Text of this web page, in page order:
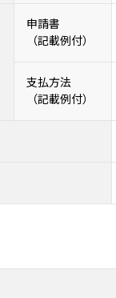
申請書
（記載例付）
支払方法
（記載例付）